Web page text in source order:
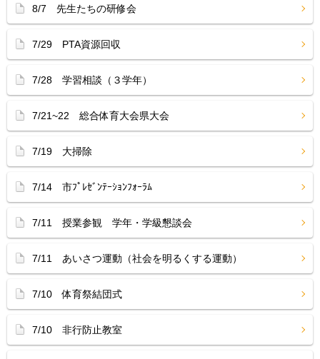
8/7 先生たちの研修会
7/29 PTA資源回収
7/28 学習相談（３学年）
7/21~22 総合体育大会県大会
7/19 大掃除
7/14 市ﾌﾟﾚｾﾞﾝﾃｰｼｮﾝﾌｫｰﾗﾑ
7/11 授業参観 学年・学級懇談会
7/11 あいさつ運動（社会を明るくする運動）
7/10 体育祭結団式
7/10 非行防止教室